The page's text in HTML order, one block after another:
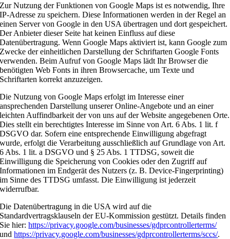
Zur Nutzung der Funktionen von Google Maps ist es notwendig, Ihre
IP-Adresse zu speichern. Diese Informationen werden in der Regel an
einen Server von Google in den USA übertragen und dort gespeichert.
Der Anbieter dieser Seite hat keinen Einfluss auf diese
Datenübertragung. Wenn Google Maps aktiviert ist, kann Google zum
Zwecke der einheitlichen Darstellung der Schriftarten Google Fonts
verwenden. Beim Aufruf von Google Maps lädt Ihr Browser die
benötigten Web Fonts in ihren Browsercache, um Texte und
Schriftarten korrekt anzuzeigen.
Die Nutzung von Google Maps erfolgt im Interesse einer
ansprechenden Darstellung unserer Online-Angebote und an einer
leichten Auffindbarkeit der von uns auf der Website angegebenen Orte.
Dies stellt ein berechtigtes Interesse im Sinne von Art. 6 Abs. 1 lit. f
DSGVO dar. Sofern eine entsprechende Einwilligung abgefragt
wurde, erfolgt die Verarbeitung ausschließlich auf Grundlage von Art.
6 Abs. 1 lit. a DSGVO und § 25 Abs. 1 TTDSG, soweit die
Einwilligung die Speicherung von Cookies oder den Zugriff auf
Informationen im Endgerät des Nutzers (z. B. Device-Fingerprinting)
im Sinne des TTDSG umfasst. Die Einwilligung ist jederzeit
widerrufbar.
Die Datenübertragung in die USA wird auf die
Standardvertragsklauseln der EU-Kommission gestützt. Details finden
Sie hier:https://privacy.google.com/businesses/gdprcontrollerterms/
undhttps://privacy.google.com/businesses/gdprcontrollerterms/sccs/.